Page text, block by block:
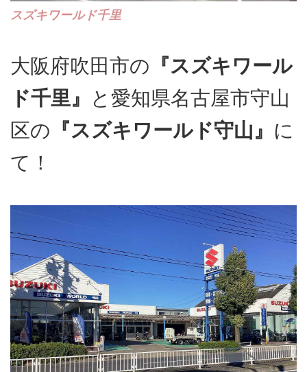
スズキワールド千里
大阪府吹田市の 『スズキワール
ド千里』
と愛知県名古屋市守山
区の 『スズキワールド守山』 に
て！